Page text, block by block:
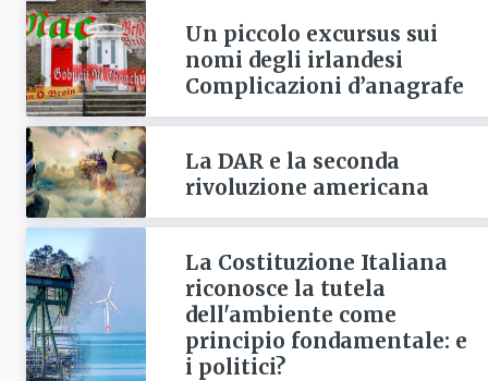
Un piccolo excursus sui
nomi degli irlandesi
Complicazioni d’anagrafe
La DAR e la seconda
rivoluzione americana
La Costituzione Italiana
riconosce la tutela
dell'ambiente come
principio fondamentale: e
i politici?